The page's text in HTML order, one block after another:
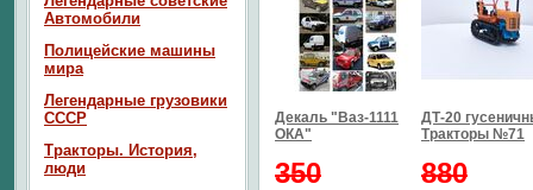
Декаль "Ваз-1111
ОКА"
350
ДТ-20
Тракторы №71
880
Автомобили
Полицейские машины
мира
Легендарные грузовики
СССР
Тракторы. История,
люди